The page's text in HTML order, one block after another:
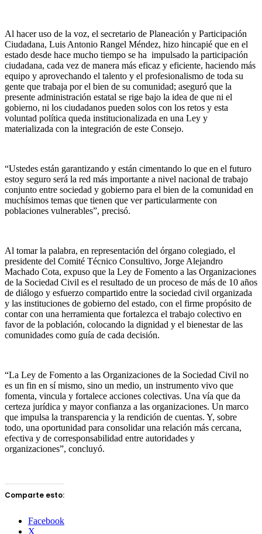
Al hacer uso de la voz, el secretario de Planeación y Participación
Ciudadana, Luis Antonio Rangel Méndez, hizo hincapié que en el
estado desde hace mucho tiempo se ha impulsado la participación
ciudadana, cada vez de manera más eficaz y eficiente, haciendo más
equipo y aprovechando el talento y el profesionalismo de toda su
gente que trabaja por el bien de su comunidad; aseguró que la
presente administración estatal se rige bajo la idea de que ni el
gobierno, ni los ciudadanos pueden solos con los retos y esta
voluntad política queda institucionalizada en una Ley y
materializada con la integración de este Consejo.
“Ustedes están garantizando y están cimentando lo que en el futuro
estoy seguro será la red más importante a nivel nacional de trabajo
conjunto entre sociedad y gobierno para el bien de la comunidad en
muchísimos temas que tienen que ver particularmente con
poblaciones vulnerables”, precisó.
Al tomar la palabra, en representación del órgano colegiado, el
presidente del Comité Técnico Consultivo, Jorge Alejandro
Machado Cota, expuso que la Ley de Fomento a las Organizaciones
de la Sociedad Civil es el resultado de un proceso de más de 10 años
de diálogo y esfuerzo compartido entre la sociedad civil organizada
y las instituciones de gobierno del estado, con el firme propósito de
contar con una herramienta que fortalezca el trabajo colectivo en
favor de la población, colocando la dignidad y el bienestar de las
comunidades como guía de cada decisión.
“La Ley de Fomento a las Organizaciones de la Sociedad Civil no
es un fin en sí mismo, sino un medio, un instrumento vivo que
fomenta, vincula y fortalece acciones colectivas. Una vía que da
certeza jurídica y mayor confianza a las organizaciones. Un marco
que impulsa la transparencia y la rendición de cuentas. Y, sobre
todo, una oportunidad para consolidar una relación más cercana,
efectiva y de corresponsabilidad entre autoridades y
organizaciones”, concluyó.
Comparte esto:
Facebook
X